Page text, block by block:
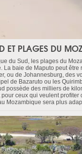
ET PLAGES DU
du Sud, les plages du
La baie de Maputo peut être
ou de Johannesburg, des
de Bazaruto ou les
possède des milliers de
ceux qui veulent profiter
Mozambique sera plus